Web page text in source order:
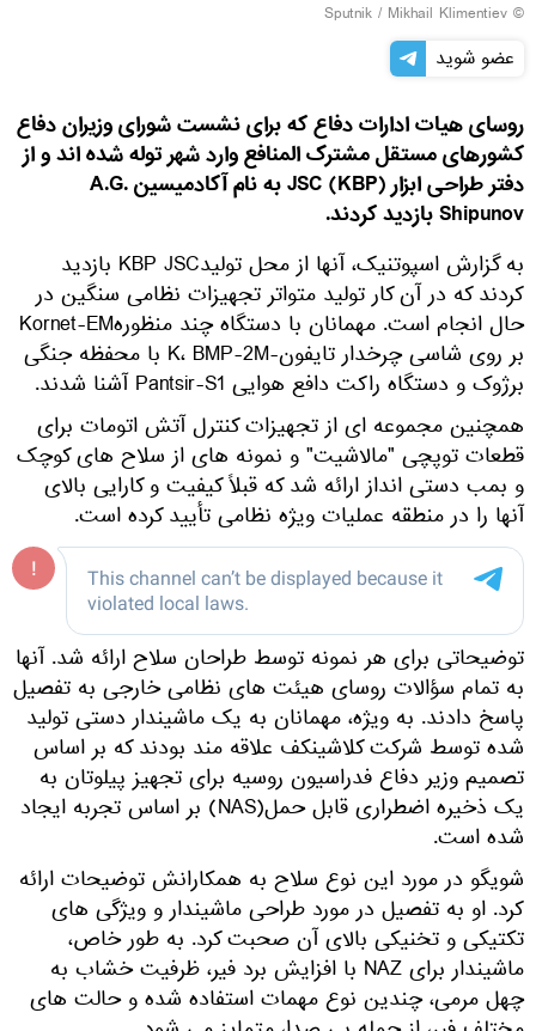
© Sputnik / Mikhail Klimentiev
عضو شوید
روسای هیات ادارات دفاع که برای نشست شورای وزیران دفاع
کشورهای مستقل مشترک المنافع وارد شهر توله شده اند و از
دفتر طراحی ابزار JSC (KBP) به نام آکادمیسین A.G.
Shipunov بازدید کردند.
به گزارش اسپوتنیک، آنها از محل تولیدKBP JSC بازدید
کردند که در آن کار تولید متواتر تجهیزات نظامی سنگین در
حال انجام است. مهمانان با دستگاه چند منظورهKornet-EM
بر روی شاسی چرخدار تایفون-K، BMP-2M با محفظه جنگی
برژوک و دستگاه راکت دافع هوایی Pantsir-S1 آشنا شدند.
همچنین مجموعه ای از تجهیزات کنترل آتش اتومات برای
قطعات توپچی "مالاشیت" و نمونه های از سلاح های کوچک
و بمب دستی انداز ارائه شد که قبلاً کیفیت و کارایی بالای
آنها را در منطقه عملیات ویژه نظامی تأیید کرده است.
توضیحاتی برای هر نمونه توسط طراحان سلاح ارائه شد. آنها
به تمام سؤالات روسای هیئت های نظامی خارجی به تفصیل
پاسخ دادند. به ویژه، مهمانان به یک ماشیندار دستی تولید
شده توسط شرکت کلاشینکف علاقه مند بودند که بر اساس
تصمیم وزیر دفاع فدراسیون روسیه برای تجهیز پیلوتان به
یک ذخیره اضطراری قابل حمل(NAS) بر اساس تجربه ایجاد
شده است.
شویگو در مورد این نوع سلاح به همکارانش توضیحات ارائه
کرد. او به تفصیل در مورد طراحی ماشیندار و ویژگی های
تکتیکی و تخنیکی بالای آن صحبت کرد. به طور خاص،
ماشیندار برای NAZ با افزایش برد فیر، ظرفیت خشاب به
چهل مرمی، چندین نوع مهمات استفاده شده و حالت های